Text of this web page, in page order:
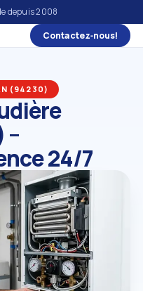
depuis 2008
Contactez‑nous!
(94230)
–
24/7